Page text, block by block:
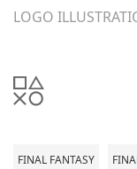
LOGO
FINAL FANTASY